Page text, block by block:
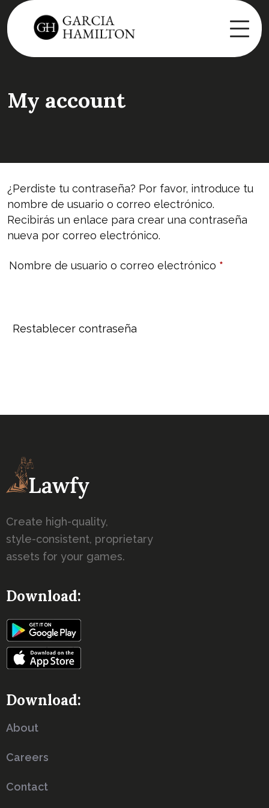
My account
¿Perdiste tu contraseña? Por favor, introduce tu
nombre de usuario o correo electrónico.
Recibirás un enlace para crear una contraseña
nueva por correo electrónico.
Nombre de usuario o correo electrónico *
Restablecer contraseña
Create high-quality,
style-consistent, proprietary
assets for your games.
Download:
Download:
About
Careers
Contact